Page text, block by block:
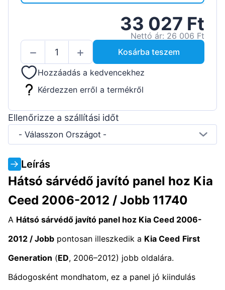
33 027 Ft
Nettó ár: 26 006 Ft
Kosárba teszem
Hozzáadás a kedvencekhez
Kérdezzen erről a termékről
Ellenőrizze a szállítási időt
- Válasszon Országot -
Leírás
Hátsó sárvédő javító panel hoz Kia
Ceed 2006-2012 / Jobb 11740
A Hátsó sárvédő javító panel hoz Kia Ceed 2006-
2012 / Jobb pontosan illeszkedik a Kia Ceed First
Generation (ED, 2006–2012) jobb oldalára.
Bádogosként mondhatom, ez a panel jó kiindulás